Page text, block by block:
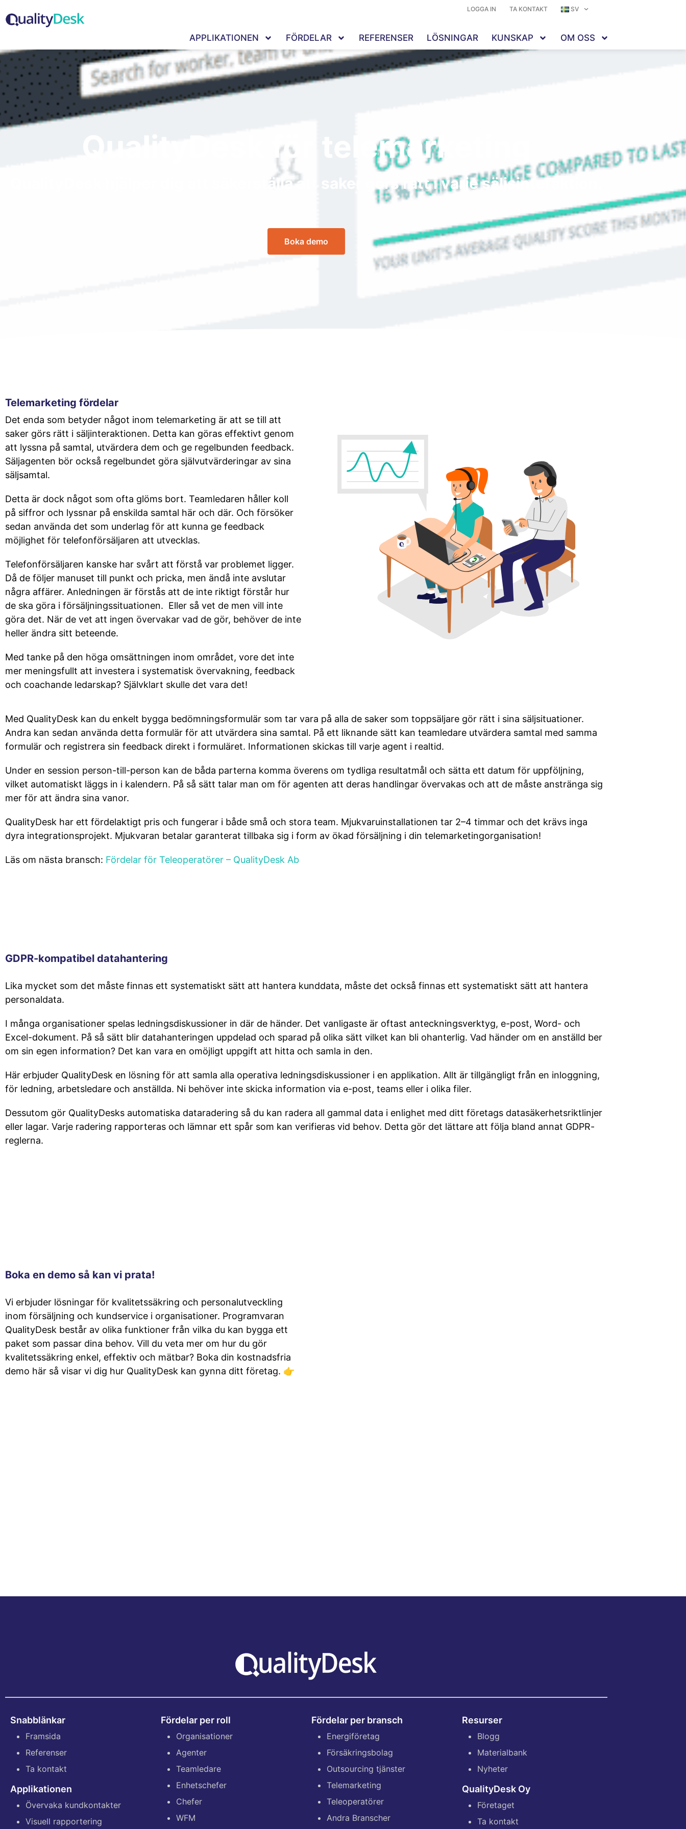
LOGGA IN TA KONTAKT SV
APPLIKATIONEN FÖRDELAR REFERENSER LÖSNINGAR KUNSKAP OM OSS
QualityDesk för telemarketing
QualityDesk hjälper dig att säkerställa att saker görs rätt i varje säljsinteraktion.
Boka demo
Telemarketing fördelar
Det enda som betyder något inom telemarketing är att se till att
saker görs rätt i säljinteraktionen. Detta kan göras effektivt genom
att lyssna på samtal, utvärdera dem och ge regelbunden feedback.
Säljagenten bör också regelbundet göra självutvärderingar av sina
säljsamtal.
Detta är dock något som ofta glöms bort. Teamledaren håller koll
på siffror och lyssnar på enskilda samtal här och där. Och försöker
sedan använda det som underlag för att kunna ge feedback
möjlighet för telefonförsäljaren att utvecklas.
Telefonförsäljaren kanske har svårt att förstå var problemet ligger.
Då de följer manuset till punkt och pricka, men ändå inte avslutar
några affärer. Anledningen är förstås att de inte riktigt förstår hur
de ska göra i försäljningssituationen. Eller så vet de men vill inte
göra det. När de vet att ingen övervakar vad de gör, behöver de inte
heller ändra sitt beteende.
Med tanke på den höga omsättningen inom området, vore det inte
mer meningsfullt att investera i systematisk övervakning, feedback
och coachande ledarskap? Självklart skulle det vara det!
Med QualityDesk kan du enkelt bygga bedömningsformulär som tar vara på alla de saker som toppsäljare gör rätt i sina säljsituationer.
Andra kan sedan använda detta formulär för att utvärdera sina samtal. På ett liknande sätt kan teamledare utvärdera samtal med samma
formulär och registrera sin feedback direkt i formuläret. Informationen skickas till varje agent i realtid.
Under en session person-till-person kan de båda parterna komma överens om tydliga resultatmål och sätta ett datum för uppföljning,
vilket automatiskt läggs in i kalendern. På så sätt talar man om för agenten att deras handlingar övervakas och att de måste anstränga sig
mer för att ändra sina vanor.
QualityDesk har ett fördelaktigt pris och fungerar i både små och stora team. Mjukvaruinstallationen tar 2–4 timmar och det krävs inga
dyra integrationsprojekt. Mjukvaran betalar garanterat tillbaka sig i form av ökad försäljning i din telemarketingorganisation!
Läs om nästa bransch: Fördelar för Teleoperatörer – QualityDesk Ab
GDPR-kompatibel datahantering
Lika mycket som det måste finnas ett systematiskt sätt att hantera kunddata, måste det också finnas ett systematiskt sätt att hantera
personaldata.
I många organisationer spelas ledningsdiskussioner in där de händer. Det vanligaste är oftast anteckningsverktyg, e-post, Word- och
Excel-dokument. På så sätt blir datahanteringen uppdelad och sparad på olika sätt vilket kan bli ohanterlig. Vad händer om en anställd ber
om sin egen information? Det kan vara en omöjligt uppgift att hitta och samla in den.
Här erbjuder QualityDesk en lösning för att samla alla operativa ledningsdiskussioner i en applikation. Allt är tillgängligt från en inloggning,
för ledning, arbetsledare och anställda. Ni behöver inte skicka information via e-post, teams eller i olika filer.
Dessutom gör QualityDesks automatiska dataradering så du kan radera all gammal data i enlighet med ditt företags datasäkerhetsriktlinjer
eller lagar. Varje radering rapporteras och lämnar ett spår som kan verifieras vid behov. Detta gör det lättare att följa bland annat GDPR-
reglerna.
Boka en demo så kan vi prata!
Vi erbjuder lösningar för kvalitetssäkring och personalutveckling
inom försäljning och kundservice i organisationer. Programvaran
QualityDesk består av olika funktioner från vilka du kan bygga ett
paket som passar dina behov. Vill du veta mer om hur du gör
kvalitetssäkring enkel, effektiv och mätbar? Boka din kostnadsfria
demo här så visar vi dig hur QualityDesk kan gynna ditt företag. 👉
Snabblänkar
Framsida
Referenser
Ta kontakt
Applikationen
Övervaka kundkontakter
Visuell rapportering
Fördelar per roll
Organisationer
Agenter
Teamledare
Enhetschefer
Chefer
WFM
Fördelar per bransch
Energiföretag
Försäkringsbolag
Outsourcing tjänster
Telemarketing
Teleoperatörer
Andra Branscher
Resurser
Blogg
Materialbank
Nyheter
QualityDesk Oy
Företaget
Ta kontakt